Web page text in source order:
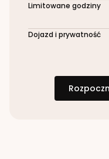
Limitowane godziny
Dojazd i prywatność